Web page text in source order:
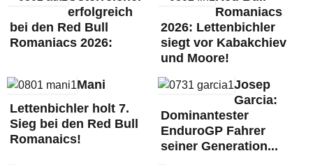
erfolgreich
bei den Red Bull
Romaniacs 2026:
Romaniacs
2026: Lettenbichler
siegt vor Kabakchiev
und Moore!
Mani
Lettenbichler holt 7.
Sieg bei den Red Bull
Romanaics!
Josep
Garcia:
Dominantester
EnduroGP Fahrer
seiner Generation...